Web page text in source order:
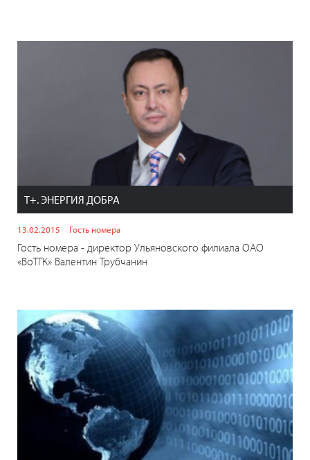
T+. ЭНЕРГИЯ ДОБРА
13.02.2015 Гость номера
Гость номера - директор Ульяновского филиала ОАО
«ВоТГК» Валентин Трубчанин